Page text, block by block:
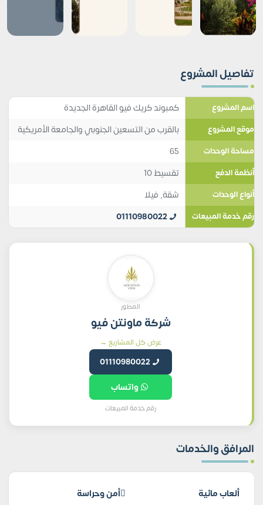
تفاصيل المشروع
اسم المشروع كمبوند كريك فيو القاهرة الجديدة
موقع المشروع بالقرب من التسعين الجنوبي والجامعة الأمريكية
مساحة الوحدات 65
أنظمة الدفع تقسيط 10
أنواع الوحدات شقة, فيلا
رقم خدمة المبيعات 01110980022
المطور
شركة ماونتن فيو
عرض كل المشاريع →
01110980022
واتساب
رقم خدمة المبيعات
المرافق والخدمات
ألعاب مائية
أمن وحراسة